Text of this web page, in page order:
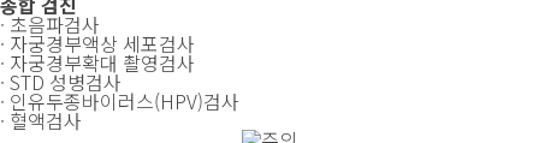
· 초음파검사
· 자궁경부액상 세포검사
· 자궁경부확대 촬영검사
· STD 성병검사
· 인유두종바이러스(HPV)검사
· 혈액검사